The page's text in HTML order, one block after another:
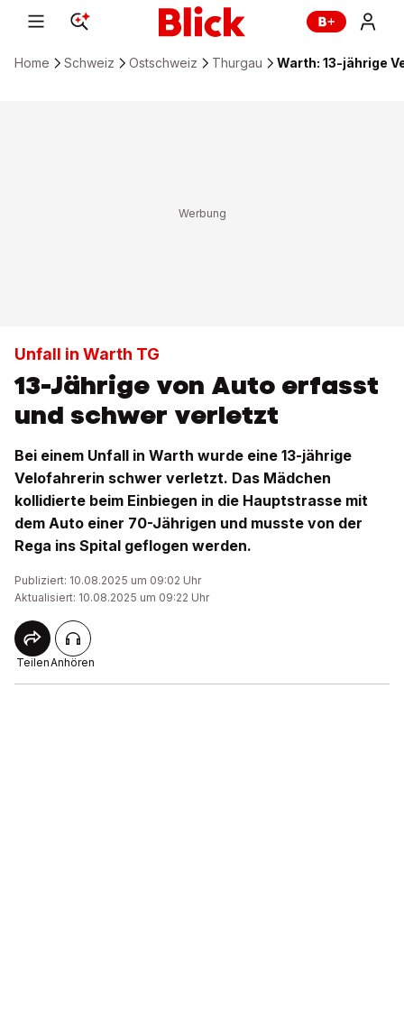
Home Schweiz Ostschweiz Thurgau Warth: 13-jährige
Unfall in Warth TG
13-Jährige von Auto erfasst
und schwer verletzt
Bei einem Unfall in Warth wurde eine 13-jährige
Velofahrerin schwer verletzt. Das Mädchen
kollidierte beim Einbiegen in die Hauptstrasse mit
dem Auto einer 70-Jährigen und musste von der
Rega ins Spital geflogen werden.
Publiziert: 10.08.2025 um 09:02 Uhr
Aktualisiert: 10.08.2025 um 09:22 Uhr
TeilenAnhören